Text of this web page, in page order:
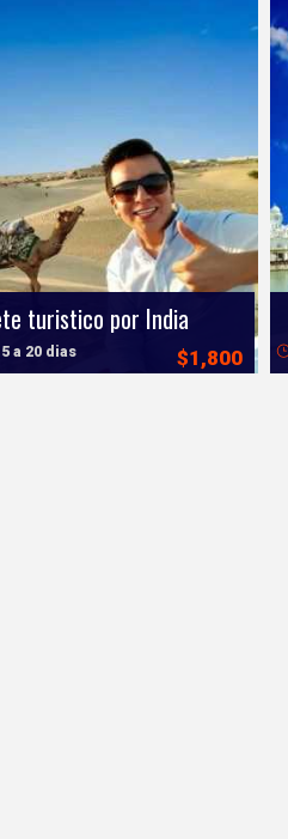
turistico por India
$1,800
a 20 dias